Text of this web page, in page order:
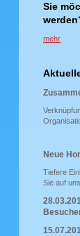
Sie
mehr
Neue
Tiefere
Sie auf